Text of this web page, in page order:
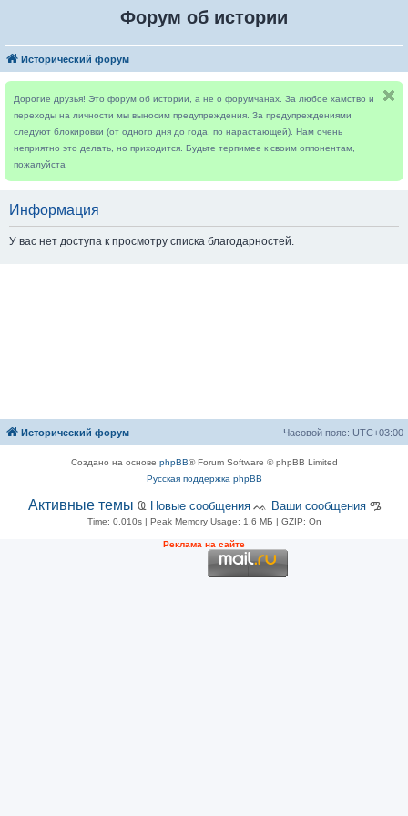
Форум об истории
Исторический форум
Дорогие друзья! Это форум об истории, а не о форумчанах. За любое хамство и
переходы на личности мы выносим предупреждения. За предупреждениями
следуют блокировки (от одного дня до года, по нарастающей). Нам очень
неприятно это делать, но приходится. Будьте терпимее к своим оппонентам,
пожалуйста
Информация
У вас нет доступа к просмотру списка благодарностей.
Исторический форум Часовой пояс: UTC+03:00
Создано на основе phpBB® Forum Software © phpBB Limited
Русская поддержка phpBB
Активные темы Ҩ Новые сообщения ᨕ Ваши сообщенияᎂ
Time: 0.010s| Peak Memory Usage: 1.6 МБ | GZIP: On
Рeклама на сaйте